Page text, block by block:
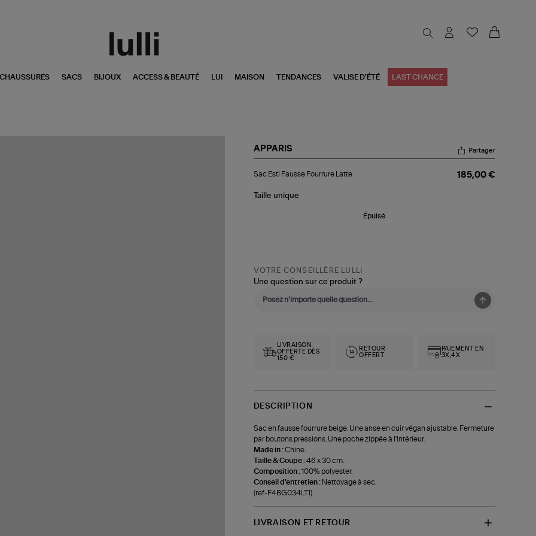
CHAUSSURES SACS BIJOUX ACCESS & BEAUTÉ LUI MAISON TENDANCES VALISE D'ÉTÉ LAST CHANCE
APPARIS
Esti
Fourrure
Partager
Sac Esti Fausse Fourrure Latte 185,00 €
Taille unique
Épuisé
VOTRE CONSEILLÈRE LULLI
Une question sur ce produit ?
LIVRAISON
OFFERTE DÈS
150 €
RETOUR
OFFERT
PAIEMENT EN
3X,4X
DESCRIPTION
Sac en fausse fourrure beige. Une anse en cuir végan ajustable. Fermeture
par boutons pressions. Une poche zippée à l'intérieur.
Made in :Chine.
Taille & Coupe :46 x 30 cm.
Composition :100% polyester.
Conseil d'entretien : Nettoyage à sec.
(ref-F4BG034LT1)
LIVRAISON ET RETOUR